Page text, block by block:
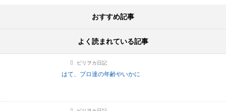
おすすめ記事
よく読まれている記事
ビリヲカ日記
はて、プロ達の年齢やいかに